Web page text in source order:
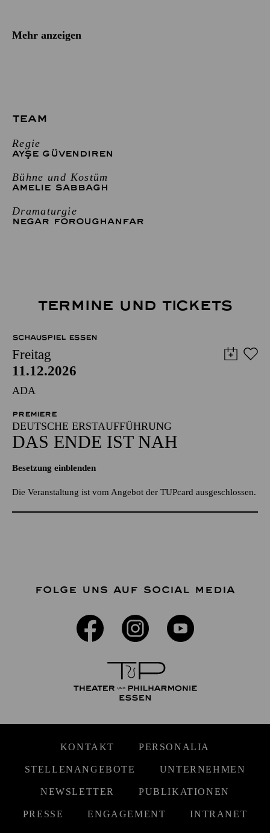
Mehr anzeigen
TEAM
Regie
AYŞE GÜVENDIREN
Bühne und Kostüm
AMELIE SABBAGH
Dramaturgie
NEGAR FOROUGHANFAR
TERMINE UND TICKETS
SCHAUSPIEL ESSEN
Freitag
11.12.2026
ADA
PREMIERE
DEUTSCHE ERSTAUFFÜHRUNG
DAS ENDE IST NAH
Besetzung einblenden
Die Veranstaltung ist vom Angebot der TUPcard ausgeschlossen.
FOLGE UNS AUF SOCIAL MEDIA
KONTAKT PERSONALIA
STELLENANGEBOTE UNTERNEHMEN
NEWSLETTER PUBLIKATIONEN
PRESSE ENGAGEMENT INTRANET